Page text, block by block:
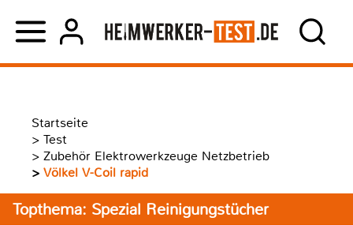
Startseite
> Test
> Zubehör Elektrowerkzeuge Netzbetrieb
> Völkel V-Coil rapid
Topthema: Spezial Reinigungstücher